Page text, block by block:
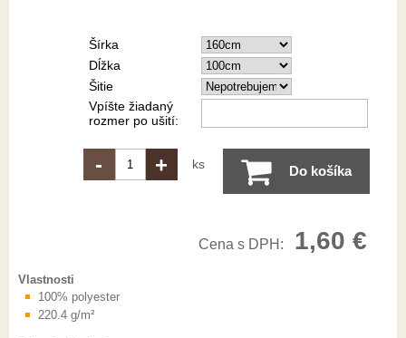
Šírka
Dĺžka
Šitie
Vpíšte žiadaný
rozmer po ušití:
- + ks Do košíka
Cena s DPH: 1,60 €
Vlastnosti
100% polyester
220.4 g/m²